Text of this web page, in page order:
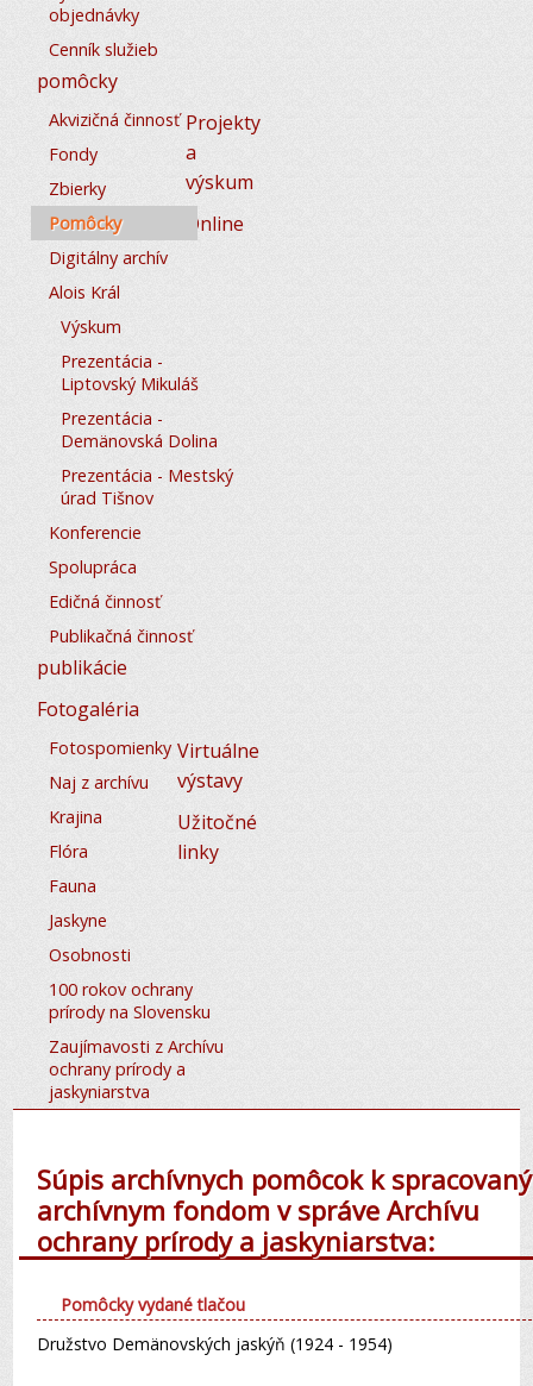
objednávky
Cenník služieb
pomôcky
Akvizičná činnosť
Fondy
Zbierky
Pomôcky
Digitálny archív
Projekty
a
výskum
Alois Král
Výskum
Prezentácia -
Liptovský Mikuláš
Prezentácia -
Demänovská Dolina
Prezentácia - Mestský
úrad Tišnov
Konferencie
Spolupráca
Edičná činnosť
Publikačná činnosť
Online
publikácie
Fotogaléria
Fotospomienky
Naj z archívu
Krajina
Flóra
Fauna
Jaskyne
Osobnosti
Virtuálne
výstavy
100 rokov ochrany
prírody na Slovensku
Zaujímavosti z Archívu
ochrany prírody a
jaskyniarstva
Užitočné
linky
Súpis archívnych pomôcok k
archívnym fondom v správe Archívu
ochrany prírody a jaskyniarstva:
Pomôcky vydané tlačou
Družstvo Demänovských jaskýň (1924 - 1954)